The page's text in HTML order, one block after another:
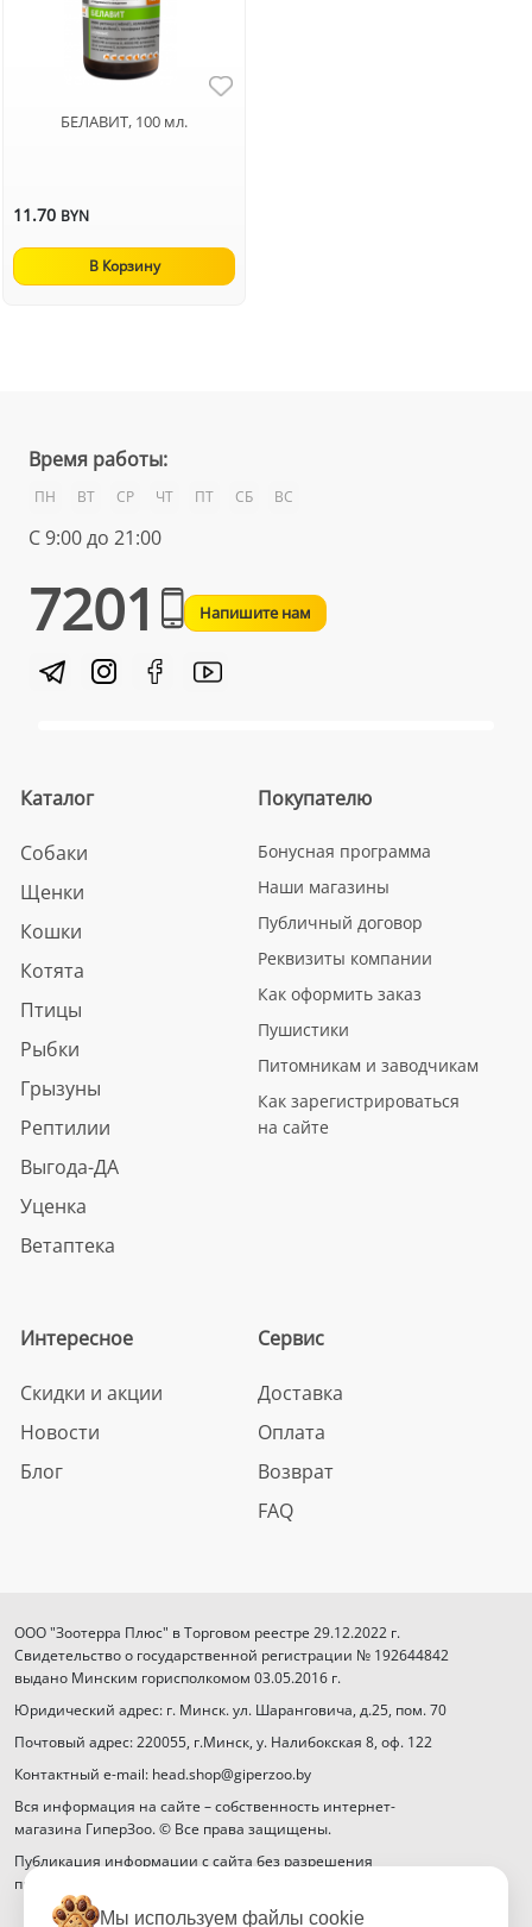
БЕЛАВИТ, 100 мл.
11.70 BYN
В Корзину
Время работы:
ПН ВТ СР ЧТ ПТ СБ ВС
С 9:00 до 21:00
7201 Напишите нам
Каталог
Собаки
Щенки
Кошки
Котята
Птицы
Рыбки
Грызуны
Рептилии
Выгода-ДА
Уценка
Ветаптека
Покупателю
Бонусная программа
Наши магазины
Публичный договор
Реквизиты компании
Как оформить заказ
Пушистики
Питомникам и заводчикам
Как зарегистрироваться
на сайте
Интересное
Скидки и акции
Новости
Блог
Сервис
Доставка
Оплата
Возврат
FAQ
ООО "Зоотерра Плюс" в Торговом реестре 29.12.2022 г.
Свидетельство о государственной регистрации № 192644842
выдано Минским горисполкомом 03.05.2016 г.
Юридический адрес: г. Минск. ул. Шаранговича, д.25, пом. 70
Почтовый адрес: 220055, г.Минск, у. Налибокская 8, оф. 122
Контактный e-mail: head.shop@giperzoo.by
Вся информация на сайте – собственность интернет-
магазина ГиперЗоо. © Все права защищены.
Публикация информации с сайта без разрешения
правообладателя запрещена.
Мы используем файлы cookie